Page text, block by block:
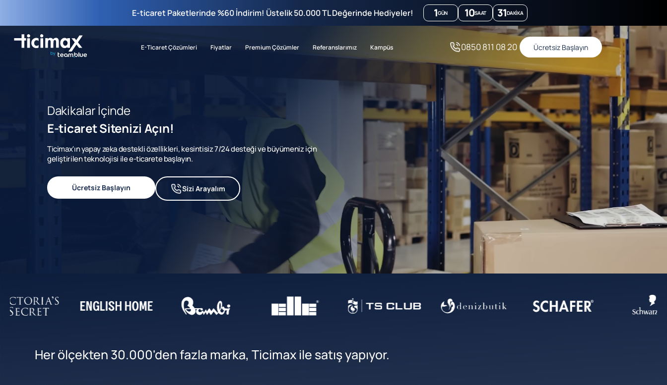
E-ticaret Paketlerinde %60 İndirim! Üstelik 50.000 TL Değerinde Hediyeler! 1GÜN 10SAAT 31DAKIKA
E-Ticaret Çözümleri Fiyatlar Premium Çözümler Referanslarımız Kampüs 0850 811 08 20 Ücretsiz Başlayın
Dakikalar İçinde
E-ticaret Sitenizi Açın!
Ticimax'ın yapay zeka destekli özellikleri, kesintisiz 7/24 desteği ve büyümeniz için
geliştirilen teknolojisi ile e-ticarete başlayın.
Ücretsiz Başlayın Sizi Arayalım
Her ölçekten 30.000'den fazla marka, Ticimax ile satış yapıyor.